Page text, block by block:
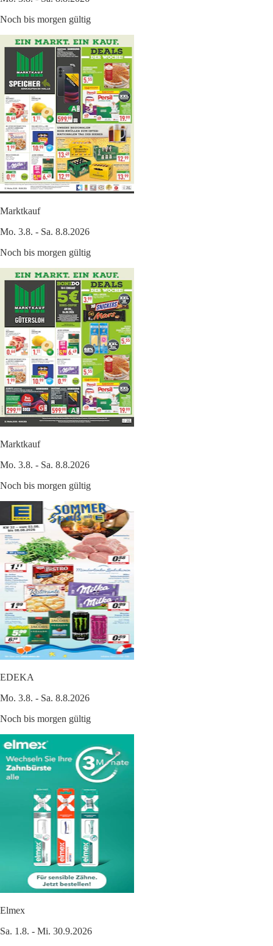
Noch bis morgen gültig
Marktkauf
Mo. 3.8. - Sa. 8.8.2026
Noch bis morgen gültig
Marktkauf
Mo. 3.8. - Sa. 8.8.2026
Noch bis morgen gültig
EDEKA
Mo. 3.8. - Sa. 8.8.2026
Noch bis morgen gültig
Elmex
Sa. 1.8. - Mi. 30.9.2026